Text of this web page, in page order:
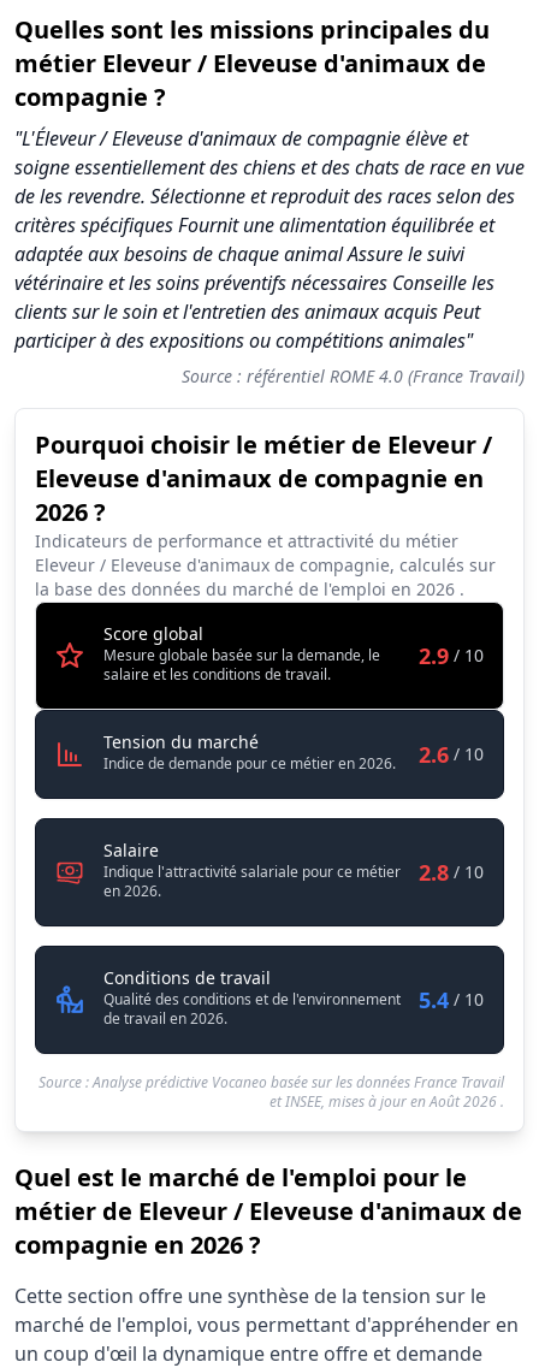
Quelles sont les missions principales du
métier Eleveur / Eleveuse d'animaux de
compagnie ?
"L'Éleveur / Eleveuse d'animaux de compagnie élève et
soigne essentiellement des chiens et des chats de race en vue
de les revendre. Sélectionne et reproduit des races selon des
critères spécifiques Fournit une alimentation équilibrée et
adaptée aux besoins de chaque animal Assure le suivi
vétérinaire et les soins préventifs nécessaires Conseille les
clients sur le soin et l'entretien des animaux acquis Peut
participer à des expositions ou compétitions animales"
Source : référentiel ROME 4.0 (France Travail)
Pourquoi choisir le métier de Eleveur /
Eleveuse d'animaux de compagnie en
2026 ?
Indicateurs de performance et attractivité du métier
Eleveur / Eleveuse d'animaux de compagnie, calculés sur
la base des données du marché de l'emploi en 2026 .
Score global
Mesure globale basée sur la demande, le
salaire et les conditions de travail.
2.9 / 10
Synthèse des scores du métier Eleveur / Eleveuse d'animaux
Indicateur
Score (sur 10)
Attractivité globale
2.9
Tension du marché
2.6
Salaire
Conditions de travail
5.4
Tension du marchéEleveur / Eleveuse d'animaux de
Indice de demande pour ce métier en 2026. 2.6 / 10
SalaireEleveur / Eleveuse d'animaux de compagnie
Indique l'attractivité salariale pour ce métier
en 2026.
2.8 / 10
Conditions de travail
Qualité des conditions et de l'environnement
de travail en 2026.
5.4 / 10
Source : Analyse prédictive Vocaneo basée sur les données France Travail
et INSEE, mises à jour enAoût 2026.
Quel est le marché de l'emploi pour le
métier de Eleveur / Eleveuse d'animaux de
compagnie en 2026 ?
Statistiques recrutement Eleveur / Eleveuse d'animaux
Indicateur
Demandeurs d'emploi (12 mois)
Cette section offre une synthèse de la tension sur le
marché de l'emploi, vous permettant d'appréhender en
un coup d'œil la dynamique entre offre et demande